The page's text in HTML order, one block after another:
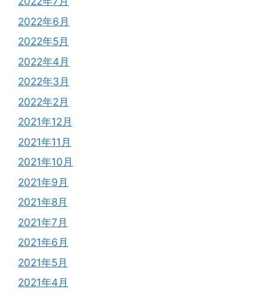
2022年6月
2022年5月
2022年4月
2022年3月
2022年2月
2021年12月
2021年11月
2021年10月
2021年9月
2021年8月
2021年7月
2021年6月
2021年5月
2021年4月